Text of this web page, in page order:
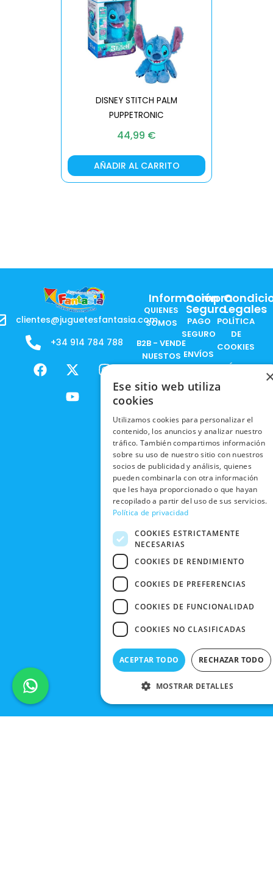
DISNEY STITCH PALM
PUPPETRONIC
44,99 €
AÑADIR AL CARRITO
clientes@juguetesfantasia.com
+34 914 784 788
F
a
X
-
t
w
I
m
Y
o
u
t
Información
QUIENES
SOMOS
B2B - VENDE
NUESTOS
RESPONSABILIDAD
SOCIAL
TRABAJA
CON
NOSOTROS
NUESTRAS
TIENDAS
BLACK
FRIDAY
CONTACTO
Compra
Segura
PAGO
SEGURO
ENVÍOS
NACIONALES
ENVÍOS
RECOGIDA
EN TIENDA
DEVOLUCIONES
Y CAMBIOS
CANCELAR
PEDIDO
Legales
POLÍTICA
DE
COOKIES
POLÍTICAS
PRIVACIDAD
POLÍTICA DE
PRIVACIDAD
CONDICIONES
DE COMPRA
Ese sitio web utiliza
cookies
Utilizamos cookies para personalizar el
contenido, los anuncios y analizar nuestro
tráfico. También compartimos información
sobre su uso de nuestro sitio con nuestros
socios de publicidad y análisis, quienes
pueden combinarla con otra información
que les haya proporcionado o que hayan
recopilado a partir del uso de sus servicios.
Política de privacidad
COOKIES ESTRICTAMENTE
NECESARIAS
COOKIES DE RENDIMIENTO
COOKIES DE PREFERENCIAS
COOKIES DE FUNCIONALIDAD
COOKIES NO CLASIFICADAS
ACEPTAR TODO RECHAZAR TODO
MOSTRAR DETALLES